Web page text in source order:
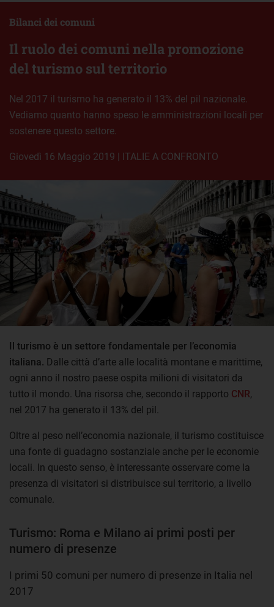
Il ruolo dei comuni nella promozione
del turismo sul territorio
Bilanci dei comuni
Nel 2017 il turismo ha generato il 13% del pil nazionale.
Vediamo quanto hanno speso le amministrazioni locali per
sostenere questo settore.
giovedì 16 Maggio 2019 | ITALIE A CONFRONTO
Il turismo è un settore fondamentale per l’economia
italiana. Dalle città d’arte alle località montane e marittime,
ogni anno il nostro paese ospita milioni di visitatori da
tutto il mondo. Una risorsa che, secondo il rapporto CNR,
nel 2017 ha generato il 13% del pil.
Oltre al peso nell’economia nazionale, il turismo costituisce
una fonte di guadagno sostanziale anche per le economie
locali. In questo senso, è interessante osservare come la
presenza di visitatori si distribuisce sul territorio, a livello
comunale.
Turismo: Roma e Milano ai primi posti per
numero di presenze
I primi 50 comuni per numero di presenze in Italia nel
2017